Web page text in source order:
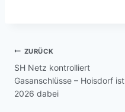
ZURÜCK
SH Netz kontrolliert
Gasanschlüsse – Hoisdorf ist
2026 dabei